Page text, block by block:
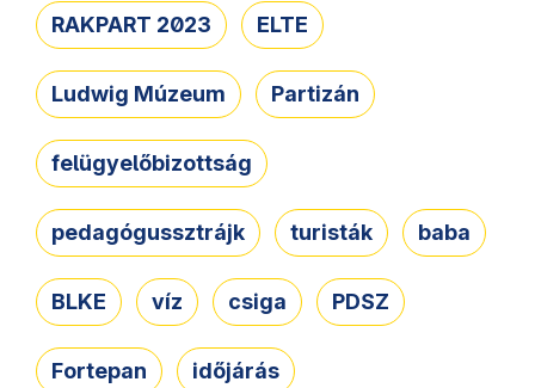
RAKPART 2023 ELTE
Ludwig Múzeum Partizán
felügyelőbizottság
pedagógussztrájk turisták baba
BLKE víz csiga PDSZ
Fortepan időjárás